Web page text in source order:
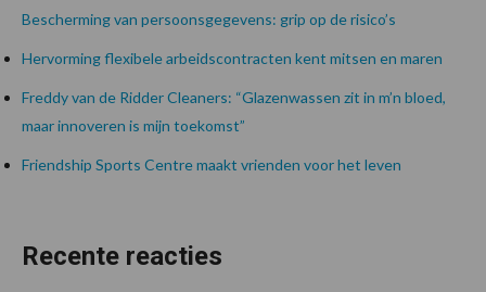
Bescherming van persoonsgegevens: grip op de risico’s
Hervorming flexibele arbeidscontracten kent mitsen en maren
Freddy van de Ridder Cleaners: “Glazenwassen zit in m’n bloed,
maar innoveren is mijn toekomst”
Friendship Sports Centre maakt vrienden voor het leven
Recente reacties